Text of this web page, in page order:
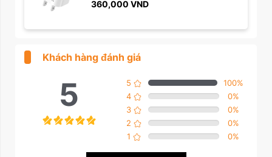
360,000 VND
Khách hàng đánh giá
5 5 100%
4
0%
3
0%
2
0%
1
0%